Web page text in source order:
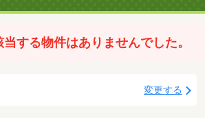
する物件はありませんでした。
変更する